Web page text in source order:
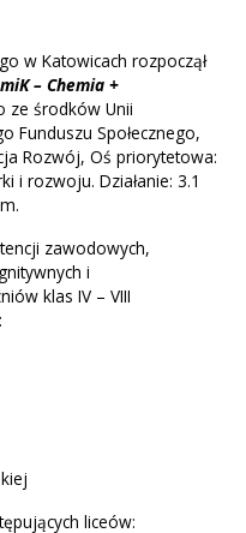
w Katowicach rozpoczął
– Chemia +
ze środków Unii
Funduszu Społecznego,
Rozwój, Oś priorytetowa:
i rozwoju. Działanie: 3.1
zawodowych,
i
klas IV – VIII
liceów: